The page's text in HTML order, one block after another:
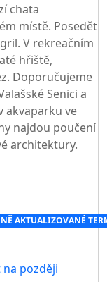
chata
místě. Posedět
V rekreačním
hřiště,
Doporučujeme
Senici a
akvaparku ve
najdou poučení
architektury.
AKTUALIZOVANÉ
na později